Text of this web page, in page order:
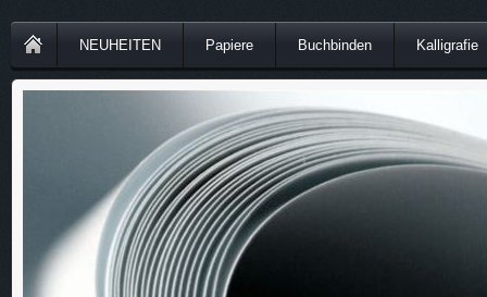
NEUHEITEN Papiere Buchbinden Kalligrafie